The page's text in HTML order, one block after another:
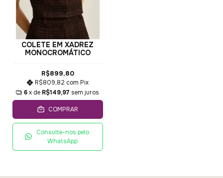
COLETE EM XADREZ
MONOCROMÁTICO
R$899,80
R$809,82 com Pix
6 x de R$149,97 sem juros
COMPRAR
Consulte-nos pelo
WhatsApp